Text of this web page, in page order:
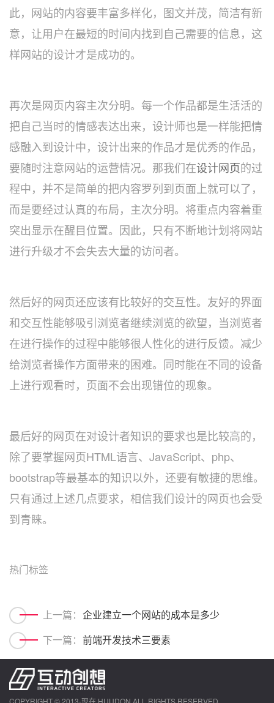
此，网站的内容要丰富多样化，图文并茂，简洁有新
意，让用户在最短的时间内找到自己需要的信息，这
样网站的设计才是成功的。
再次是网页内容主次分明。每一个作品都是生活活的
把自己当时的情感表达出来，设计师也是一样能把情
感融入到设计中，设计出来的作品才是优秀的作品，
要随时注意网站的运营情况。那我们在设计网页的过
程中，并不是简单的把内容罗列到页面上就可以了，
而是要经过认真的布局，主次分明。将重点内容着重
突出显示在醒目位置。因此，只有不断地计划将网站
进行升级才不会失去大量的访问者。
然后好的网页还应该有比较好的交互性。友好的界面
和交互性能够吸引浏览者继续浏览的欲望，当浏览者
在进行操作的过程中能够很人性化的进行反馈。减少
给浏览者操作方面带来的困难。同时能在不同的设备
上进行观看时，页面不会出现错位的现象。
最后好的网页在对设计者知识的要求也是比较高的，
除了要掌握网页HTML语言、JavaScript、php、
bootstrap等最基本的知识以外，还要有敏捷的思维。
只有通过上述几点要求，相信我们设计的网页也会受
到青睐。
热门标签
上一篇： 企业建立一个网站的成本是多少
下一篇： ​前端开发技术三要素